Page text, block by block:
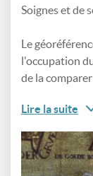
Soignes et de
Le
l'occupation
de la
Lire la suite